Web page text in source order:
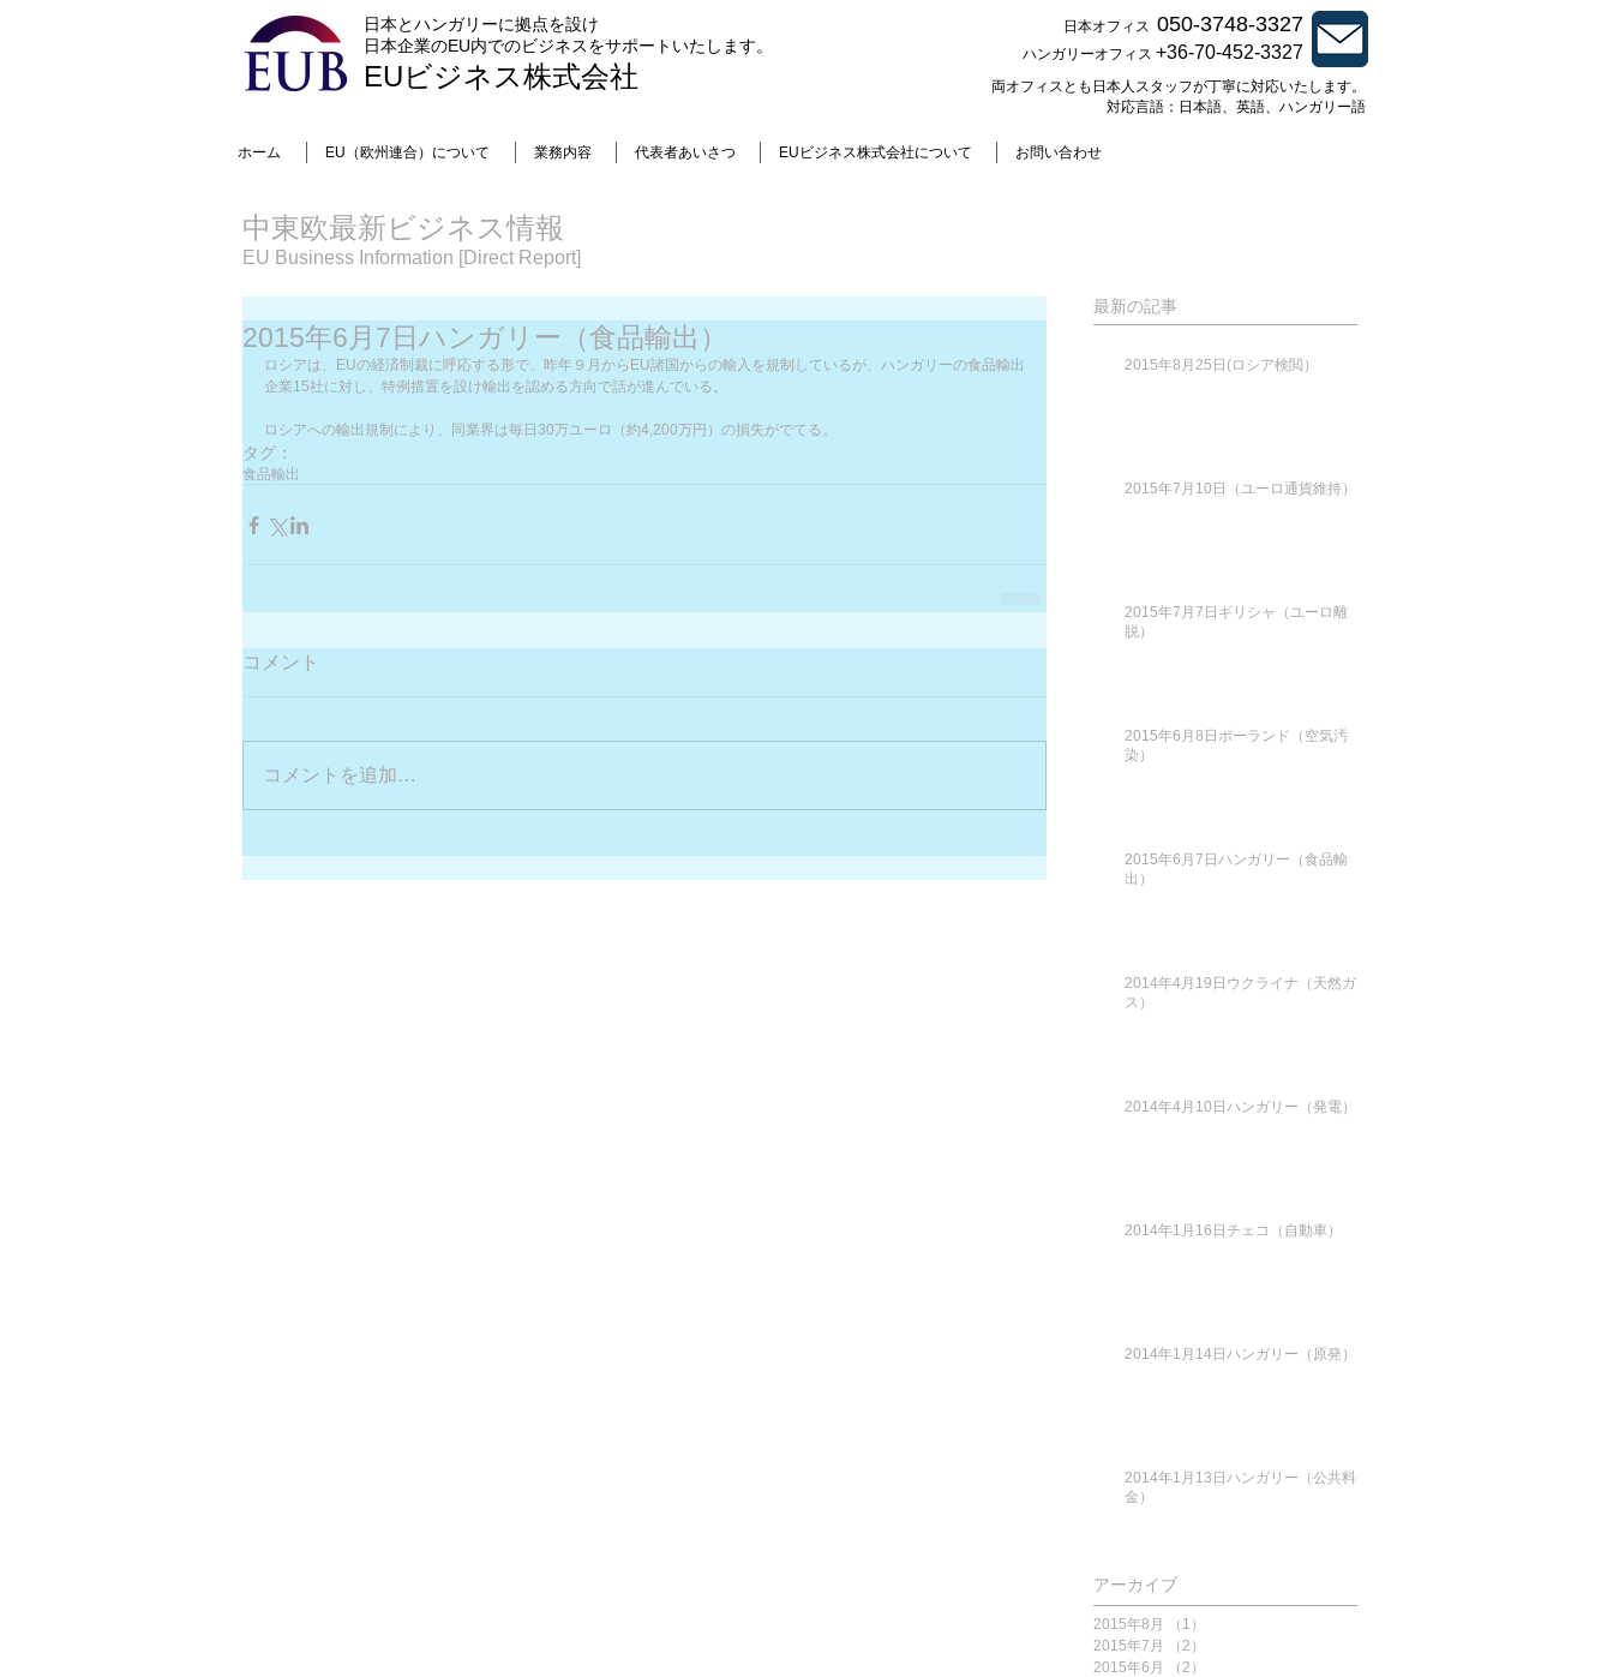
日本とハンガリーに拠点を設け
日本企業のEU内でのビジネスをサポートいたします。
EUビジネス株式会社
日本オフィス 050-3748-3327
ハンガリーオフィス +36-70-452-3327
両オフィスとも日本人スタッフが丁寧に対応いたします。
対応言語：日本語、英語、ハンガリー語
ホーム EU（欧州連合）について 業務内容 代表者あいさつ EUビジネス株式会社について お問い合わせ
中東欧最新ビジネス情報
EU Business Information [Direct Report]
2015年6月7日ハンガリー（食品輸出）
ロシアは、EUの経済制裁に呼応する形で、昨年９月からEU諸国からの輸入を規制しているが、ハンガリーの食品輸出
企業15社に対し、特例措置を設け輸出を認める方向で話が進んでいる。
ロシアへの輸出規制により、同業界は毎日30万ユーロ（約4,200万円）の損失がでてる。
タグ：
食品輸出
コメント
コメントを追加…
最新の記事
2015年8月25日(ロシア検閲）
2015年7月10日（ユーロ通貨維持）
2015年7月7日ギリシャ（ユーロ離
脱）
2015年6月8日ポーランド（空気汚
染）
2015年6月7日ハンガリー（食品輸
出）
2014年4月19日ウクライナ（天然ガ
ス）
2014年4月10日ハンガリー（発電）
2014年1月16日チェコ（自動車）
2014年1月14日ハンガリー（原発）
2014年1月13日ハンガリー（公共料
金）
アーカイブ
2015年8月 （1）
2015年7月
（2）
2015年6月
（2）